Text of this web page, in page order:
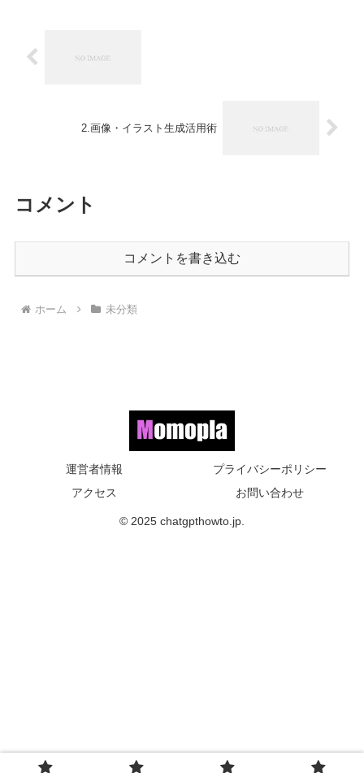
2.画像・イラスト生成活用術
コメント
コメントを書き込む
ホーム 未分類
運営者情報
プライバシーポリシー
アクセス
お問い合わせ
© 2025 chatgpthowto.jp.